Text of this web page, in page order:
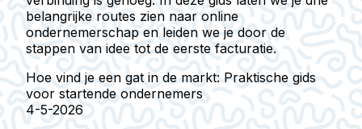
belangrijke routes zien naar online
ondernemerschap en leiden we je door de
stappen van idee tot de eerste facturatie.
Hoe vind je een gat in de markt: Praktische gids
voor startende ondernemers
4-5-2026